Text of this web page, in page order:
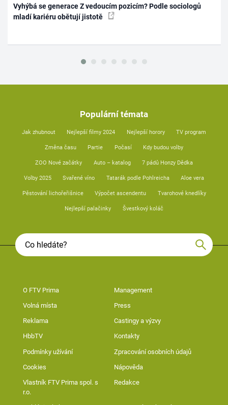
Vyhýbá se generace Z vedoucím pozicím? Podle sociologů
mladí kariéru obětují jistotě
Populární témata
Jak zhubnout Nejlepší filmy 2024 Nejlepší horory TV program
Změna času Partie Počasí Kdy budou volby
ZOO Nové začátky Auto – katalog 7 pádů Honzy Dědka
Volby 2025 Svařené víno Tatarák podle Pohlreicha Aloe vera
Pěstování lichořeřišnice Výpočet ascendentu Tvarohové knedlíky
Nejlepší palačinky Švestkový koláč
O FTV Prima Management
Volná místa Press
Reklama Castingy a výzvy
HbbTV Kontakty
Podmínky užívání Zpracování osobních údajů
Cookies Nápověda
Vlastník FTV Prima spol. s
r.o.
Redakce